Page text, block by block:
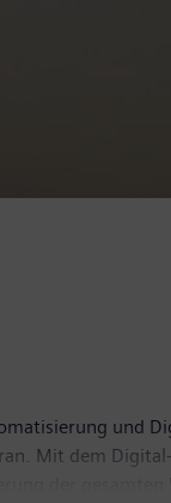
und
Mit dem